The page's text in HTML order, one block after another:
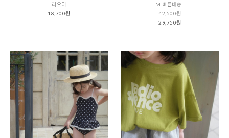
:: 리오더 ::
18,700원
M 빠른배송 !
42,500원
29,750원